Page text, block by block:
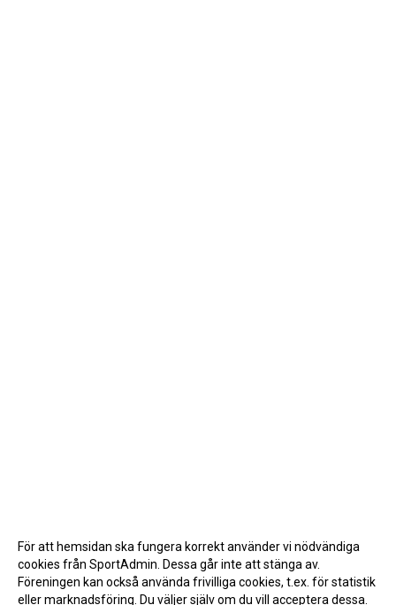
För att hemsidan ska fungera korrekt använder vi nödvändiga
cookies från SportAdmin. Dessa går inte att stänga av.
Föreningen kan också använda frivilliga cookies, t.ex. för statistik
eller marknadsföring. Du väljer själv om du vill acceptera dessa.